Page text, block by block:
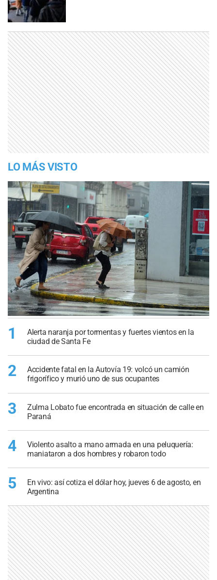
LO MÁS VISTO
1
Alerta naranja por tormentas y fuertes vientos en la
ciudad de Santa Fe
2
Accidente fatal en la Autovía 19: volcó un camión
frigorífico y murió uno de sus ocupantes
3
Zulma Lobato fue encontrada en situación de calle en
Paraná
4
Violento asalto a mano armada en una peluquería:
maniataron a dos hombres y robaron todo
5
En vivo: así cotiza el dólar hoy, jueves 6 de agosto, en
Argentina